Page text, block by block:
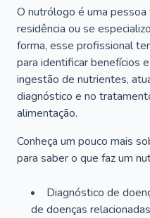
O nutrólogo é uma
residência ou se
forma, esse profissional
para identificar benefícios
ingestão de nutrientes,
diagnóstico e no
alimentação.
Conheça um pouco mais
para saber o que faz um
Diagnóstico de
de doenças